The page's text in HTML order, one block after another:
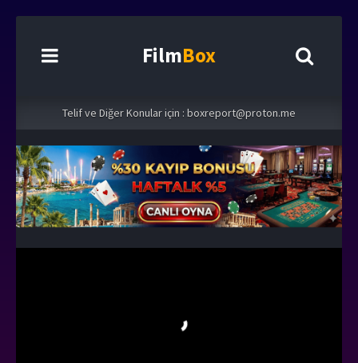
FilmBox
Telif ve Diğer Konular için : boxreport@proton.me